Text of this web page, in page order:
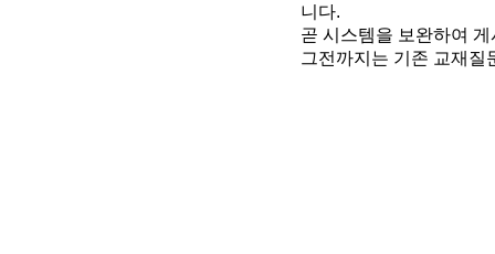
니다.
곧 시스템을 보완하여
그전까지는 기존 교재질